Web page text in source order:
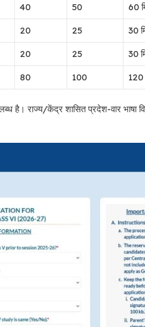
40 50 60
20 25 30
20 25 30
80 100 120
राज्य/केंद्र शासित प्रदेश-वार भाषा